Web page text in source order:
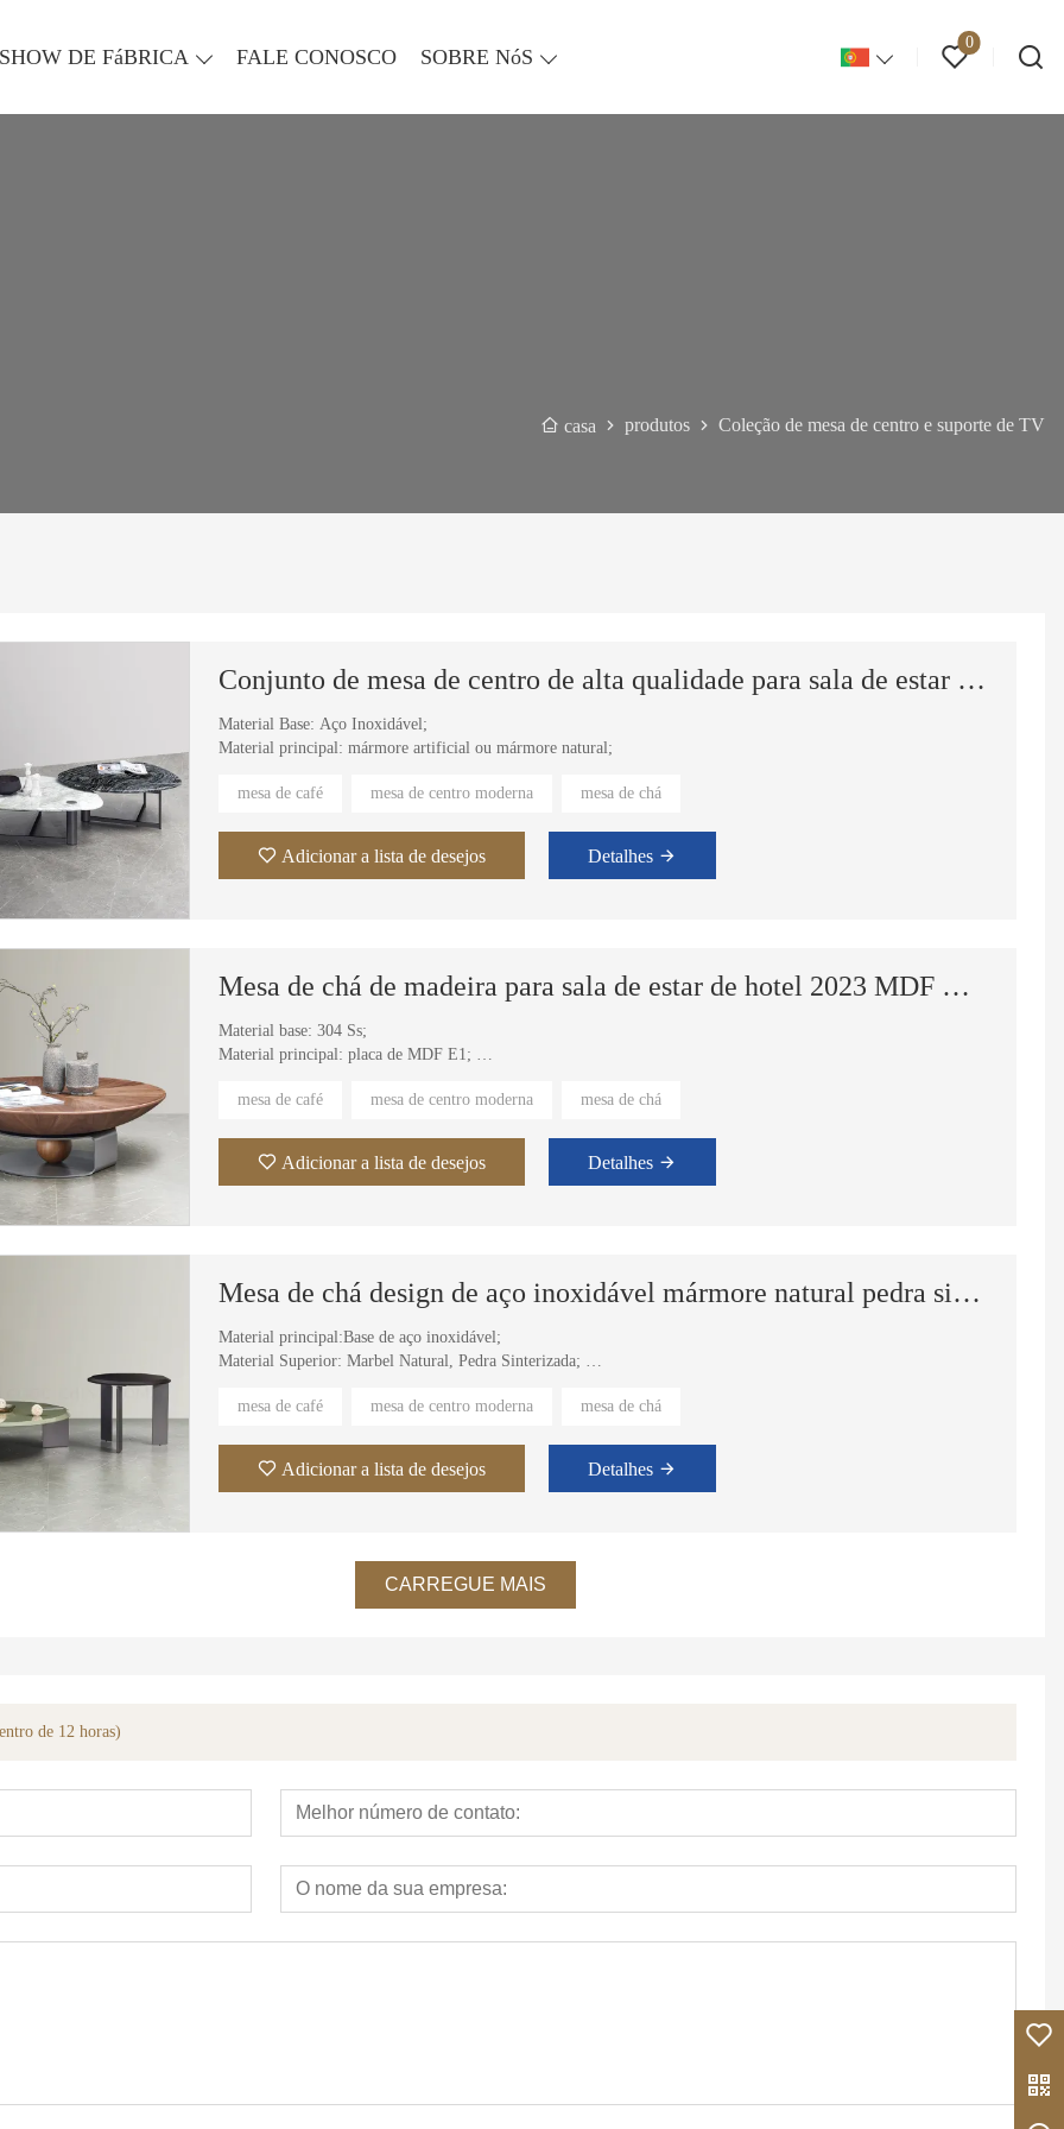
SHOW DE FáBRICA FALE CONOSCO SOBRE NóS
0
casa produtos Coleção de mesa de centro e suporte de TV
Conjunto de mesa de centro de alta qualidade para sala de estar decoração de casa mesa de centro de luxo para casa
Material Base: Aço Inoxidável;
Material principal: mármore artificial ou mármore natural;
mesa de café mesa de centro moderna mesa de chá
Adicionar a lista de desejos Detalhes
Mesa de chá de madeira para sala de estar de hotel 2023 MDF Mesas de centro redondas de madeira de nogueira modernas
Material base: 304 Ss;
Material principal: placa de MDF E1;
mesa de café
mesa de centro moderna mesa de chá
Adicionar a lista de desejos Detalhes
Mesa de chá design de aço inoxidável mármore natural pedra sinterizada luxo moderno conjunto de mesa de centro redonda
Material principal:Base de aço inoxidável;
Material Superior: Marbel Natural, Pedra Sinterizada;
mesa de café
mesa de centro moderna mesa de chá
Adicionar a lista de desejos Detalhes
CARREGUE MAIS
de 12 horas)